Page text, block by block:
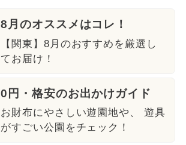
8月のオススメはコレ！
【関東】8月のおすすめを厳選し
てお届け！
0円・格安のお出かけガイド
お財布にやさしい遊園地や、 遊具
がすごい公園をチェック！